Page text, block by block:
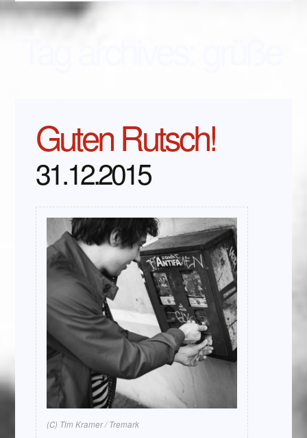
Guten Rutsch!
31.12.2015
(C) Tim Kramer / Tremark